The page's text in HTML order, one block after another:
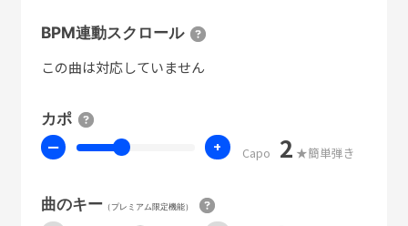
BPM連動スクロール
この曲は対応していません
カポ
ー + Capo 2 ★簡単弾き
曲のキー（プレミアム限定機能）